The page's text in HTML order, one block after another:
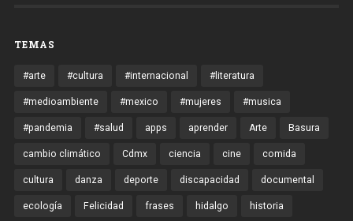
TEMAS
#arte #cultura #internacional #literatura
#medioambiente #mexico #mujeres #musica
#pandemia #salud apps aprender Arte Basura
cambio climático Cdmx ciencia cine comida
cultura danza deporte discapacidad documental
ecología Felicidad frases hidalgo historia